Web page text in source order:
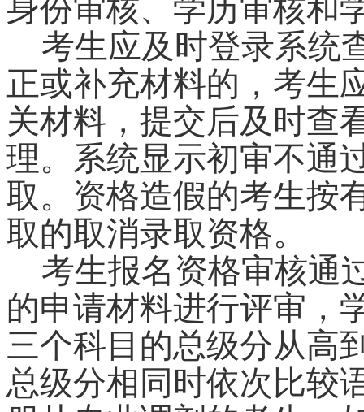
身份审核、学历审核和
考生应及时登录系统
正或补充材料的，考生
关材料，提交后及时查
理。系统显示初审不通
取。资格造假的考生按
取的取消录取资格。
考生报名资格审核通
的申请材料进行评审，
三个科目的总级分从高
总级分相同时依次比较